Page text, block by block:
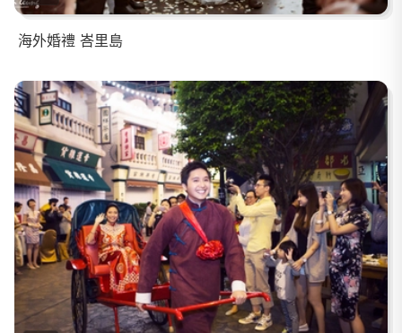
海外婚禮 峇里島